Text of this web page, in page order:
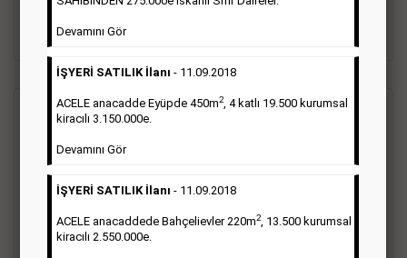
Detaylı Bilgi & İlan Örnekleri
Vasıta İlanı
Sarı sayfa ilanlar alım- satım, duyuru, mini reklam şeklinde
ifade edilebilen ilanlardır. Gazetelerin tirajını önemli ölçüde
etkilerler ve gazete gelirlerinin de önemli bir bölümünü
oluştururlar.Sabah sarı sayfa eleman ilanlarında 6 kelime
sayısı şartı aranmamaktadır.
Devamını Gör
İŞYERİ SATILIK İlanı - 11.09.2018
ACELE anacadde Eyüpde 450m2, 4 katlı 19.500 kurumsal
kiracılı 3.150.000e.
Devamını Gör
İŞYERİ SATILIK İlanı - 11.09.2018
ACELE anacaddede Bahçelievler 220m2, 13.500 kurumsal
kiracılı 2.550.000e.